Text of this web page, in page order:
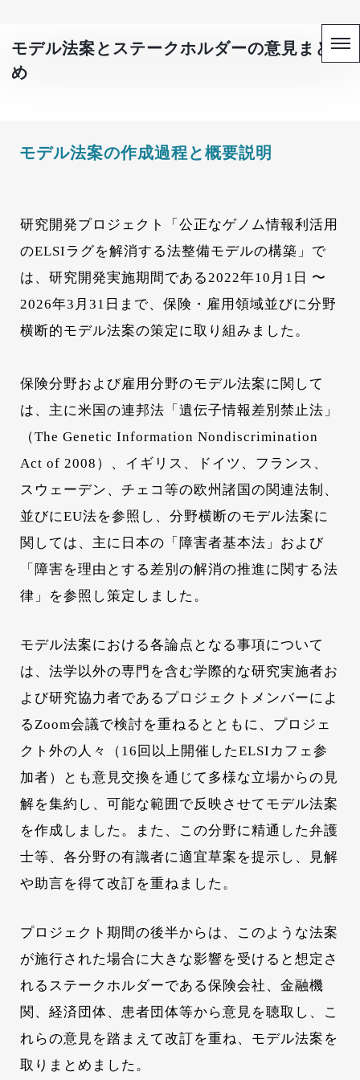
モデル法案とステークホルダーの意見まと
め
モデル法案の作成過程と概要説明
研究開発プロジェクト「公正なゲノム情報利活用
のELSIラグを解消する法整備モデルの構築」 で
は、 研究開発実施期間である2022年10月1日 〜
2026年3月31日まで、 保険・雇用領域並びに分野
横断的モデル法案の策定に取り組みました。
保険分野および雇用分野のモデル法案に関して
は、主に米国の連邦法「遺伝子情報差別禁止法」
（The Genetic Information Nondiscrimination
Act of 2008）、イギリス、ドイツ、フランス、
スウェーデン、チェコ等の欧州諸国の関連法制、
並びにEU法を参照し、分野横断のモデル法案に
関しては、主に日本の「障害者基本法」および
「障害を理由とする差別の解消の推進に関する法
律」を参照し策定しました。
モデル法案における各論点となる事項について
は、法学以外の専門を含む学際的な研究実施者お
よび研究協力者であるプロジェクトメンバーによ
るZoom会議で検討を重ねるとともに、プロジェ
クト外の人々（16回以上開催したELSIカフェ参
加者）とも意見交換を通じて多様な立場からの見
解を集約し、可能な範囲で反映させてモデル法案
を作成しました。また、この分野に精通した弁護
士等、各分野の有識者に適宜草案を提示し、見解
や助言を得て改訂を重ねました。
プロジェクト期間の後半からは、このような法案
が施行された場合に大きな影響を受けると想定さ
れるステークホルダーである保険会社、金融機
関、経済団体、患者団体等から意見を聴取し、こ
れらの意見を踏まえて改訂を重ね、モデル法案を
取りまとめました。